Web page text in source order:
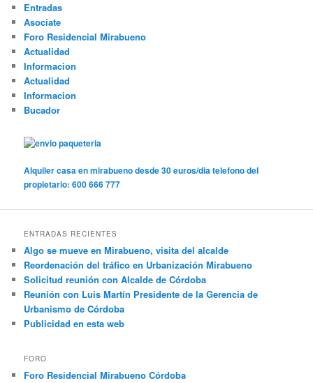
Entradas
Asociate
Foro Residencial Mirabueno
Actualidad
Informacion
Actualidad
Informacion
Bucador
Alquiler casa en mirabueno desde 30 euros/dia telefono del
propietario: 600 666 777
ENTRADAS RECIENTES
Algo se mueve en Mirabueno, visita del alcalde
Reordenación del tráfico en Urbanización Mirabueno
Solicitud reunión con Alcalde de Córdoba
Reunión con Luis Martín Presidente de la Gerencia de
Urbanismo de Córdoba
Publicidad en esta web
FORO
Foro Residencial Mirabueno Córdoba